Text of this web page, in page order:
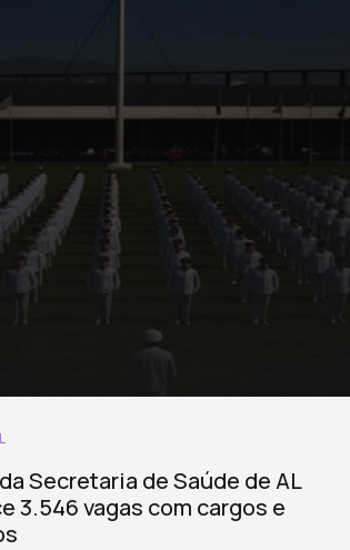
Secretaria de Saúde de AL
3.546 vagas com cargos e